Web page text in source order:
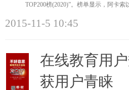
TOP200榜(2020)”。榜单显示，阿卡
2015-11-5 10:45
在线教育用
获用户青睐